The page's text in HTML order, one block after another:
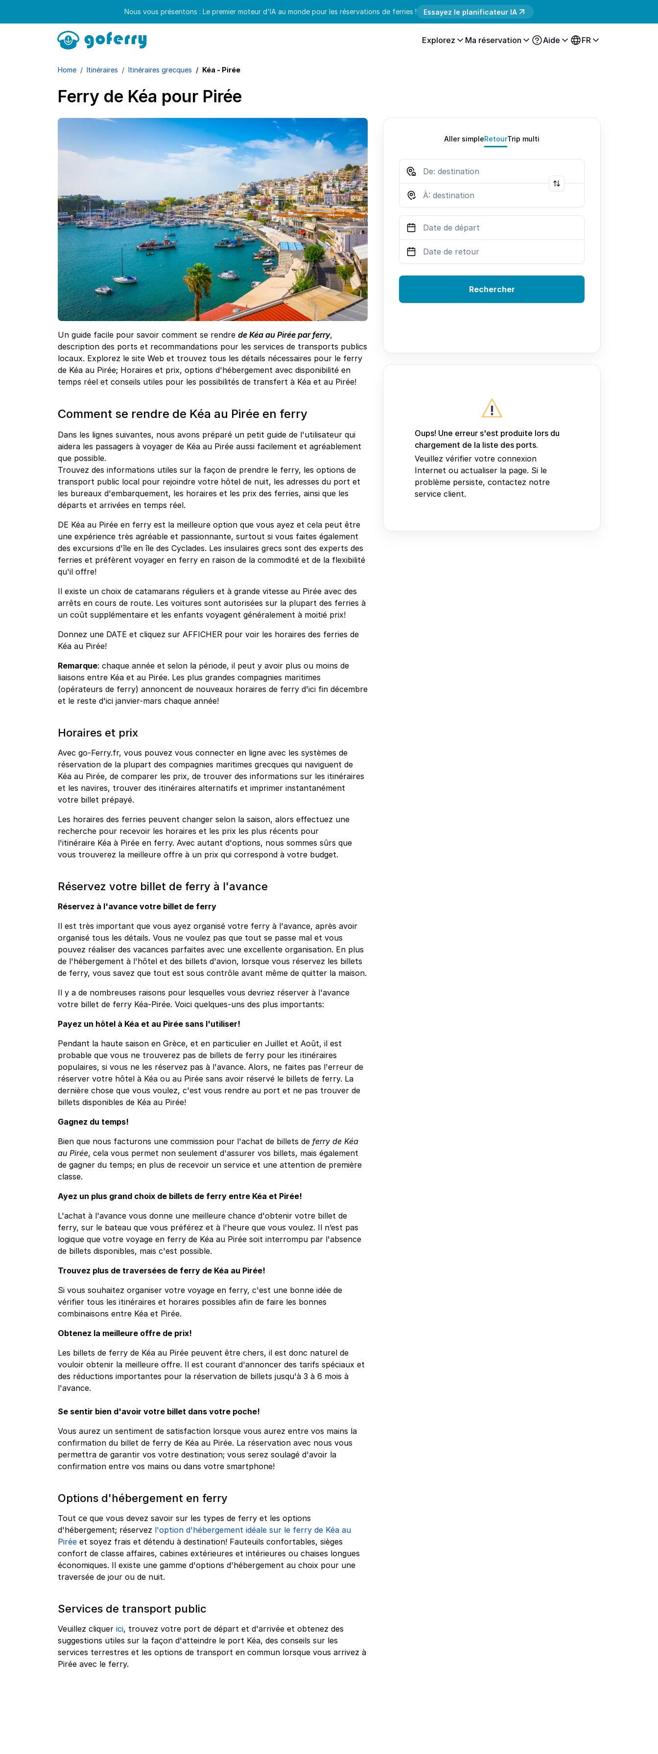
Nous vous présentons : Le premier moteur d'IA au monde pour les réservations de ferries ! Essayez le planificateur IA
Explorez Ma réservation Aide FR
Home Itinéraires Itinéraires grecques Kéa - Pirée
Ferry de Kéa pour Pirée
Un guide facile pour savoir comment se rendre de Kéa au Pirée par ferry,
description des ports et recommandations pour les services de transports publics
locaux. Explorez le site Web et trouvez tous les détails nécessaires pour le ferry
de Kéa au Pirée; Horaires et prix, options d'hébergement avec disponibilité en
temps réel et conseils utiles pour les possibilités de transfert à Kéa et au Pirée!
Comment se rendre de Kéa au Pirée en ferry
Dans les lignes suivantes, nous avons préparé un petit guide de l'utilisateur qui
aidera les passagers à voyager de Kéa au Pirée aussi facilement et agréablement
que possible.
Trouvez des informations utiles sur la façon de prendre le ferry, les options de
transport public local pour rejoindre votre hôtel de nuit, les adresses du port et
les bureaux d'embarquement, les horaires et les prix des ferries, ainsi que les
départs et arrivées en temps réel.
DE Kéa au Pirée en ferry est la meilleure option que vous ayez et cela peut être
une expérience très agréable et passionnante, surtout si vous faites également
des excursions d'île en île des Cyclades. Les insulaires grecs sont des experts des
ferries et préfèrent voyager en ferry en raison de la commodité et de la flexibilité
qu'il offre!
Il existe un choix de catamarans réguliers et à grande vitesse au Pirée avec des
arrêts en cours de route. Les voitures sont autorisées sur la plupart des ferries à
un coût supplémentaire et les enfants voyagent généralement à moitié prix!
Donnez une DATE et cliquez sur AFFICHER pour voir les horaires des ferries de
Kéa au Pirée!
Remarque: chaque année et selon la période, il peut y avoir plus ou moins de
liaisons entre Kéa et au Pirée. Les plus grandes compagnies maritimes
(opérateurs de ferry) annoncent de nouveaux horaires de ferry d'ici fin décembre
et le reste d'ici janvier-mars chaque année!
Horaires et prix
Avec go-Ferry.fr, vous pouvez vous connecter en ligne avec les systèmes de
réservation de la plupart des compagnies maritimes grecques qui naviguent de
Kéa au Pirée, de comparer les prix, de trouver des informations sur les itinéraires
et les navires, trouver des itinéraires alternatifs et imprimer instantanément
votre billet prépayé.
Les horaires des ferries peuvent changer selon la saison, alors effectuez une
recherche pour recevoir les horaires et les prix les plus récents pour
l'itinéraire Kéa à Pirée en ferry. Avec autant d'options, nous sommes sûrs que
vous trouverez la meilleure offre à un prix qui correspond à votre budget.
Réservez votre billet de ferry à l'avance
Réservez à l'avance votre billet de ferry
Il est très important que vous ayez organisé votre ferry à l'avance, après avoir
organisé tous les détails. Vous ne voulez pas que tout se passe mal et vous
pouvez réaliser des vacances parfaites avec une excellente organisation. En plus
de l'hébergement à l'hôtel et des billets d'avion, lorsque vous réservez les billets
de ferry, vous savez que tout est sous contrôle avant même de quitter la maison.
Il y a de nombreuses raisons pour lesquelles vous devriez réserver à l'avance
votre billet de ferry Kéa-Pirée. Voici quelques-uns des plus importants:
Payez un hôtel à Kéa et au Pirée sans l'utiliser!
Pendant la haute saison en Grèce, et en particulier en Juillet et Août, il est
probable que vous ne trouverez pas de billets de ferry pour les itinéraires
populaires, si vous ne les réservez pas à l'avance. Alors, ne faites pas l'erreur de
réserver votre hôtel à Kéa ou au Pirée sans avoir réservé le billets de ferry. La
dernière chose que vous voulez, c'est vous rendre au port et ne pas trouver de
billets disponibles de Kéa au Pirée!
Gagnez du temps!
Bien que nous facturons une commission pour l'achat de billets de ferry de Kéa
au Pirée, cela vous permet non seulement d'assurer vos billets, mais également
de gagner du temps; en plus de recevoir un service et une attention de première
classe.
Ayez un plus grand choix de billets de ferry entre Kéa et Pirée!
L'achat à l'avance vous donne une meilleure chance d'obtenir votre billet de
ferry, sur le bateau que vous préférez et à l'heure que vous voulez. Il n’est pas
logique que votre voyage en ferry de Kéa au Pirée soit interrompu par l'absence
de billets disponibles, mais c'est possible.
Trouvez plus de traversées de ferry de Kéa au Pirée!
Si vous souhaitez organiser votre voyage en ferry, c'est une bonne idée de
vérifier tous les itinéraires et horaires possibles afin de faire les bonnes
combinaisons entre Kéa et Pirée.
Obtenez la meilleure offre de prix!
Les billets de ferry de Kéa au Pirée peuvent être chers, il est donc naturel de
vouloir obtenir la meilleure offre. Il est courant d'annoncer des tarifs spéciaux et
des réductions importantes pour la réservation de billets jusqu'à 3 à 6 mois à
l'avance.
Se sentir bien d'avoir votre billet dans votre poche!
Vous aurez un sentiment de satisfaction lorsque vous aurez entre vos mains la
confirmation du billet de ferry de Kéa au Pirée. La réservation avec nous vous
permettra de garantir vos votre destination; vous serez soulagé d'avoir la
confirmation entre vos mains ou dans votre smartphone!
Options d'hébergement en ferry
Tout ce que vous devez savoir sur les types de ferry et les options
d'hébergement; réservez l'option d'hébergement idéale sur le ferry de Kéa au
Pirée et soyez frais et détendu à destination! Fauteuils confortables, sièges
confort de classe affaires, cabines extérieures et intérieures ou chaises longues
économiques. Il existe une gamme d'options d'hébergement au choix pour une
traversée de jour ou de nuit.
Services de transport public
Veuillez cliquer ici, trouvez votre port de départ et d'arrivée et obtenez des
suggestions utiles sur la façon d'atteindre le port Kéa, des conseils sur les
services terrestres et les options de transport en commun lorsque vous arrivez à
Pirée avec le ferry.
Aller simpleRetourTrip multi
Rechercher
Oups! Une erreur s'est produite lors du
chargement de la liste des ports.
Veuillez vérifier votre connexion
Internet ou actualiser la page. Si le
problème persiste, contactez notre
service client.